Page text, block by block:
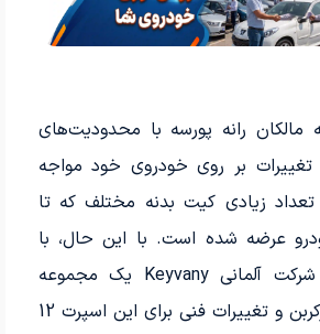
مالکان رانه پورسه با محدودیت‌های
بر روی خودروی خود مواجه
زیادی کیت بدنه مختلف که تا
عرضه شده است. با این حال، با
وجود وجود رقبا، شرکت آلمانی Keyvany یک مجموعه
اصلاحات بدنه فیبرکربن و تغییرات فنی برای این اسپرت 12